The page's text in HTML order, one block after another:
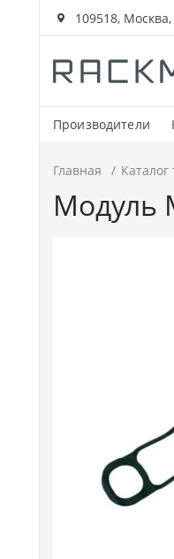
109518,
Производители
Каталог
товаров
Шкафы и стойки
Компоненты СКС
Кабеленесущие системы
Главная Каталог
Модуль